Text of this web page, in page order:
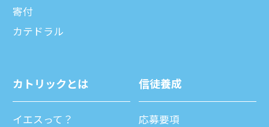
寄付
カテドラル
カトリックとは
イエスって？
信徒養成
応募要項